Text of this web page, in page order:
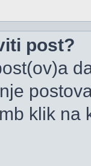
post?
klik na